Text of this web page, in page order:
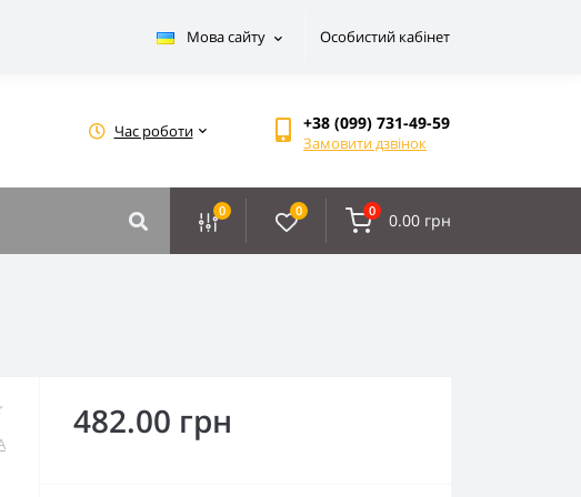
Мова сайту Особистий кабінет
Час роботи +38 (099) 731-49-59
Замовити дзвінок
0 0 0 0.00 грн
482.00 грн